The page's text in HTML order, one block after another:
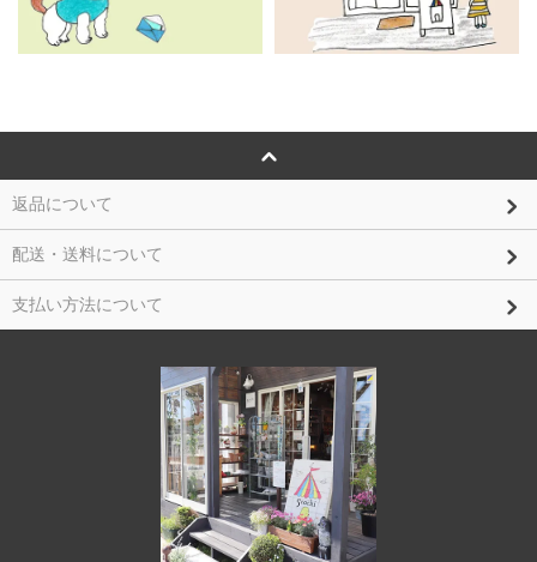
返品について
配送・送料について
支払い方法について